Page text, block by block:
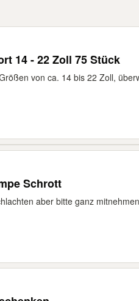
14 - 22 Zoll 75 Stück
von ca. 14 bis 22 Zoll,
Schrott
aber bitte ganz